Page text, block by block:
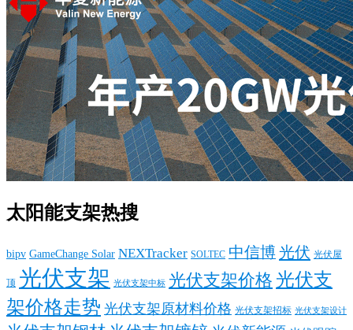
太阳能支架热搜
bipv GameChange Solar NEXTracker SOLTEC 中信博光伏 光伏屋
顶 光伏支架 光伏支架中标 光伏支架价格 光伏支
架价格走势 光伏支架原材料价格 光伏支架招标 光伏支架设计